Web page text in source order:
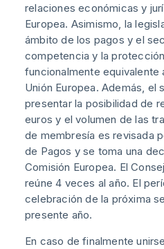
relaciones económicas y
Europea. Asimismo, la
ámbito de los pagos y el
competencia y la
funcionalmente equivalente
Unión Europea. Además, el
presentar la posibilidad de
euros y el volumen de las
de membresía es revisada
de Pagos y se toma una
Comisión Europea. El
reúne 4 veces al año. El
celebración de la próxima
presente año.
En caso de finalmente